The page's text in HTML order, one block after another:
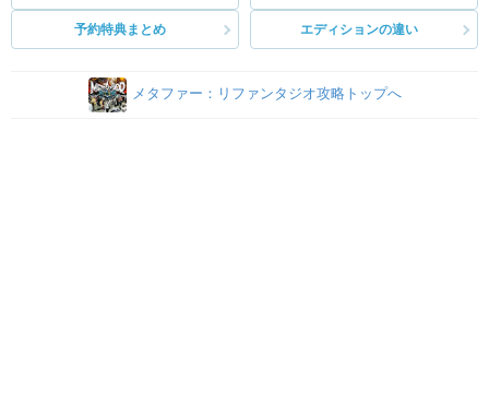
予約特典まとめ エディションの違い
メタファー：リファンタジオ攻略トップへ